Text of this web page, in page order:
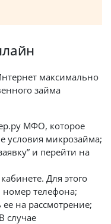
максимально
займа
МФО, которое
условия микрозайма;
и перейти на
Для этого
телефона;
на рассмотрение;
случае